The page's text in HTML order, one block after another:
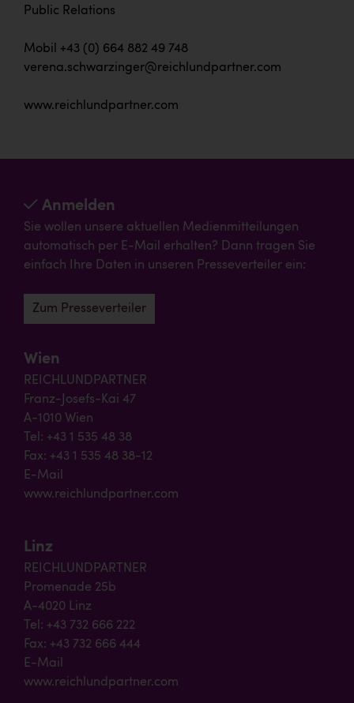
Public Relations
Mobil +43 (0) 664 882 49 748
verena.schwarzinger@reichlundpartner.com
www.reichlundpartner.com
Anmelden
Sie wollen unsere aktuellen Medienmitteilungen
automatisch per E-Mail erhalten? Dann tragen Sie
einfach Ihre Daten in unseren Presseverteiler ein:
Zum Presseverteiler
Wien
REICHLUNDPARTNER
Franz-Josefs-Kai 47
A-1010 Wien
Tel: +43 1 535 48 38
Fax: +43 1 535 48 38-12
E-Mail
www.reichlundpartner.com
Linz
REICHLUNDPARTNER
Promenade 25b
A-4020 Linz
Tel: +43 732 666 222
Fax: +43 732 666 444
E-Mail
www.reichlundpartner.com